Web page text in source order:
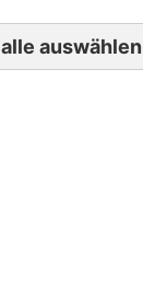
alle auswählen